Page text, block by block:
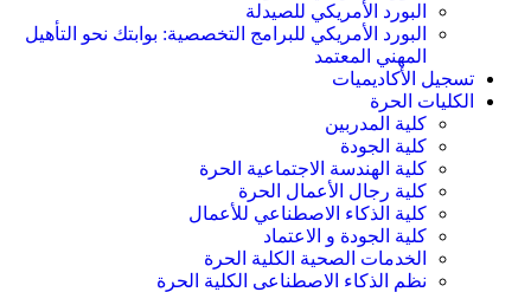
البورد الأمريكي للصيدلة
البورد الأمريكي للبرامج التخصصية: بوابتك نحو التأهيل
المهني المعتمد
تسجيل الأكاديميات
الكليات الحرة
كلية المدربين
كلية الجودة
كلية الهندسة الاجتماعية الحرة
كلية رجال الأعمال الحرة
كلية الذكاء الاصطناعي للأعمال
كلية الجودة و الاعتماد
الخدمات الصحية الكلية الحرة
نظم الذكاء الاصطناعى الكلية الحرة